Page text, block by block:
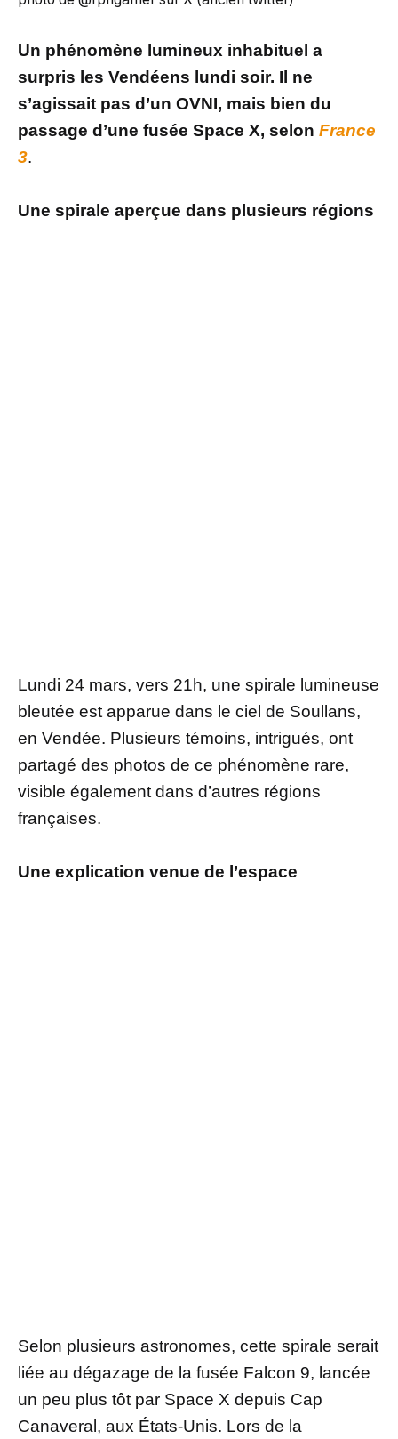
Un phénomène lumineux inhabituel a
surpris les Vendéens lundi soir. Il ne
s’agissait pas d’un OVNI, mais bien du
passage d’une fusée Space X, selon France
3.
Une spirale aperçue dans plusieurs régions
Lundi 24 mars, vers 21h, une spirale lumineuse
bleutée est apparue dans le ciel de Soullans,
en Vendée. Plusieurs témoins, intrigués, ont
partagé des photos de ce phénomène rare,
visible également dans d’autres régions
françaises.
Une explication venue de l’espace
Selon plusieurs astronomes, cette spirale serait
liée au dégazage de la fusée Falcon 9, lancée
un peu plus tôt par Space X depuis Cap
Canaveral, aux États-Unis. Lors de la